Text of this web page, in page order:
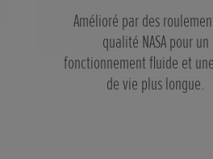
Amélioré par des
qualité NASA pour un
fonctionnement fluide et
de vie plus longue.